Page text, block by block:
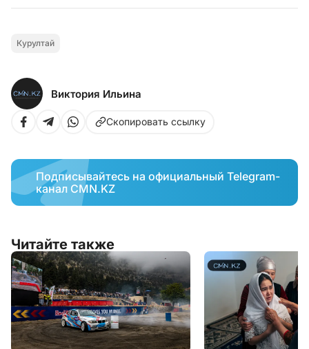
Курултай
Виктория Ильина
Скопировать ссылку
Подписывайтесь на официальный Telegram-
канал CMN.KZ
Читайте также